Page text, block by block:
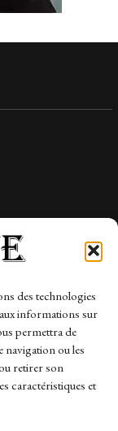
des technologies
informations sur
permettra de
navigation ou les
retirer son
caractéristiques et